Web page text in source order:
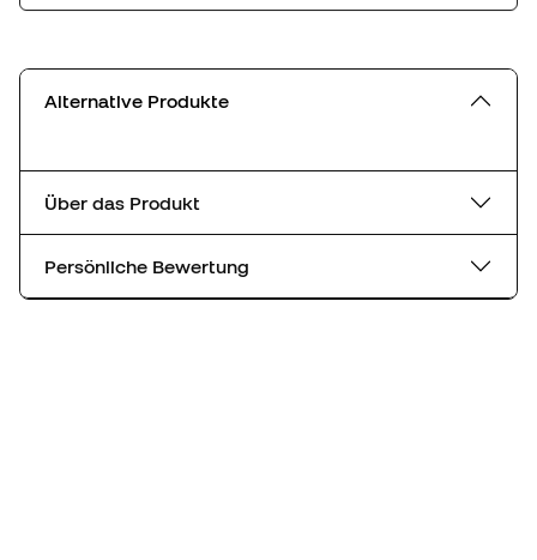
Alternative Produkte
Über das Produkt
Persönliche Bewertung